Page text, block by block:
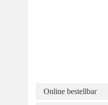
Online bestellbar